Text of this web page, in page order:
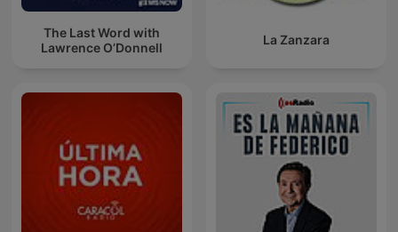
The Last Word with
Lawrence O’Donnell
La Zanzara